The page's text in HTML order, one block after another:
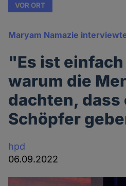
VOR ORT
Maryam Namazie
"Es ist
warum die
dachten, dass
Schöpfer
hpd
06.09.2022